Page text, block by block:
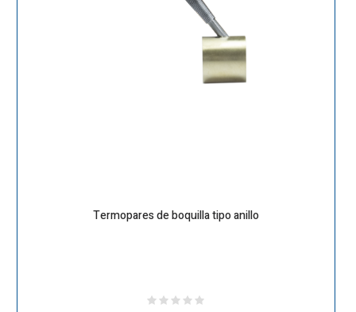
Termopares de boquilla tipo anillo